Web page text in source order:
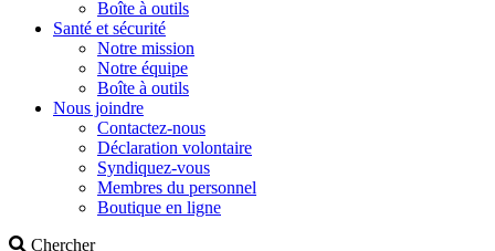
Boîte à outils
Santé et sécurité
Notre mission
Notre équipe
Boîte à outils
Nous joindre
Contactez-nous
Déclaration volontaire
Syndiquez-vous
Membres du personnel
Boutique en ligne
ChercherSearch